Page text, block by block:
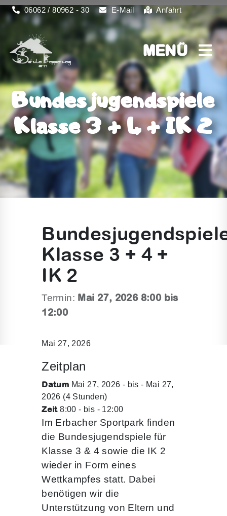
06062 / 80962 - 30 E-Mail Anfahrt
MENÜ
MENÜ
Bundesjugendspiele
Klasse 3 + 4 + IK 2
Klasse 3 + 4 +
IK 2
Termin: Mai 27, 2026 8:00 bis
12:00
Mai 27, 2026
Zeitplan
Datum Mai 27, 2026 - bis - Mai 27,
2026 (4 Stunden)
Zeit 8:00 - bis - 12:00
Im Erbacher Sportpark finden
die Bundesjugendspiele für
Klasse 3 & 4 sowie die IK 2
wieder in Form eines
Wettkampfes statt. Dabei
benötigen wir die
Unterstützung von Eltern und